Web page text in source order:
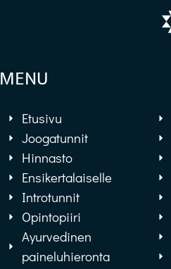
MENU
Etusivu
Joogatunnit
Hinnasto
Ensikertalaiselle
Introtunnit
Opintopiiri
Ayurvedinen
paineluhieronta